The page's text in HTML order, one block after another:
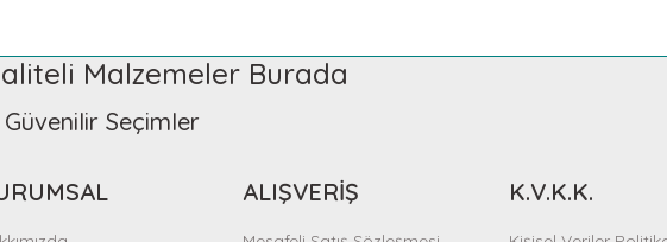
Malzemeler Burada
Seçimler
ALIŞVERİŞ K.V.K.K.